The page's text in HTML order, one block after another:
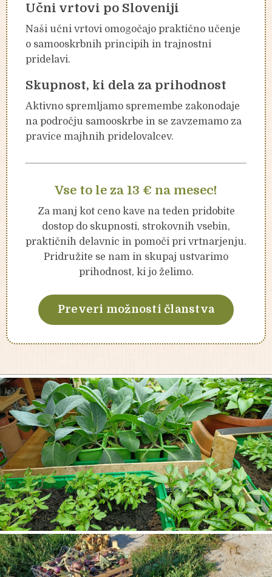
Učni vrtovi po Sloveniji
Naši učni vrtovi omogočajo praktično učenje
o samooskrbnih principih in trajnostni
pridelavi.
Skupnost, ki dela za prihodnost
Aktivno spremljamo spremembe zakonodaje
na področju samooskrbe in se zavzemamo za
pravice majhnih pridelovalcev.
Vse to le za 13 € na mesec!
Za manj kot ceno kave na teden pridobite
dostop do skupnosti, strokovnih vsebin,
praktičnih delavnic in pomoči pri vrtnarjenju.
Pridružite se nam in skupaj ustvarimo
prihodnost, ki jo želimo.
Preveri možnosti članstva